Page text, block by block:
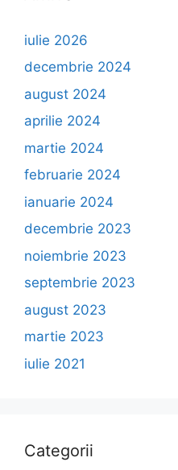
iulie 2026
decembrie 2024
august 2024
aprilie 2024
martie 2024
februarie 2024
ianuarie 2024
decembrie 2023
noiembrie 2023
septembrie 2023
august 2023
martie 2023
iulie 2021
Categorii